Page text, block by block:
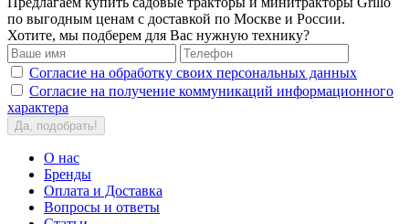
по выгодным ценам с доставкой по Москве и России.
Хотите, мы подберем для Вас нужную технику?
Согласие на обработку своих персональных данных
Согласие на получение коммуникаций информационного
характера
Да, подобрать!
О нас
Бренды
Оплата и Доставка
Вопросы и ответы